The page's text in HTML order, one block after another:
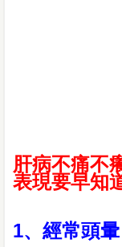
肝病不痛不
表現要早知
1、經常頭暈